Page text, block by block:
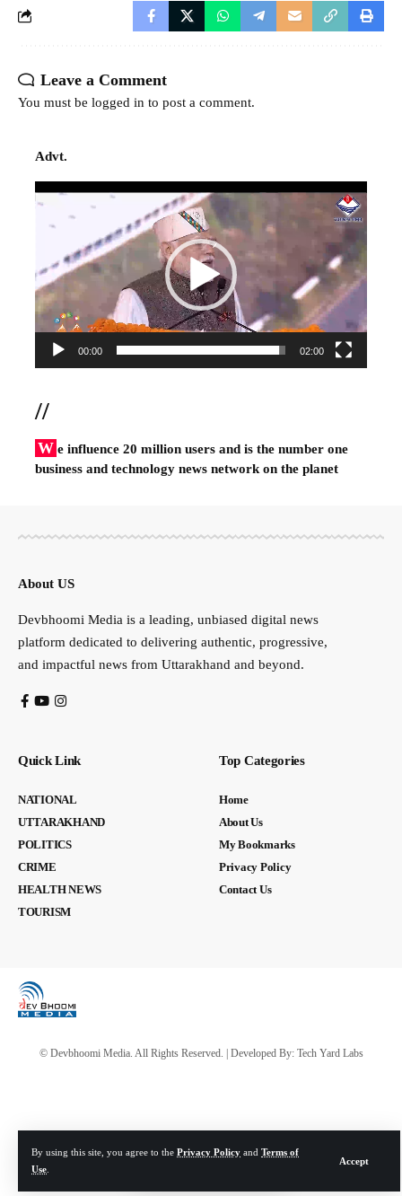
By using this site, you agree to the Privacy Policy and Terms of
Use
Accept
Leave a Comment
You must be logged in to post a comment.
Advt.
Video
00:00 02:00
//
W e influence 20 million users and is the number one
business and technology news network on the planet
About US
Devbhoomi Media is a leading, unbiased digital news
platform dedicated to delivering authentic, progressive,
and impactful news from Uttarakhand and beyond.
Quick Link
NATIONAL
UTTARAKHAND
POLITICS
CRIME
HEALTH NEWS
TOURISM
Top Categories
Home
About Us
My Bookmarks
Privacy Policy
Contact Us
© Devbhoomi Media. All Rights Reserved. | Developed By: Tech Yard Labs